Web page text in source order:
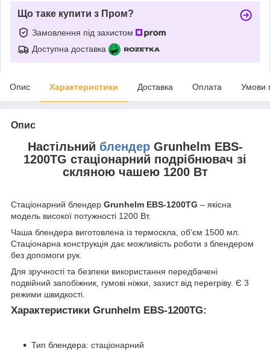
Що таке купити з Пром?
Замовлення під захистом
Доступна доставка
Опис Характеристики Доставка Оплата Умови
Опис
Настільний блендерGrunhelm EBS-
1200TG стаціонарний подрібнювач зі
скляною чашею 1200 Вт
Стаціонарний блендер Grunhelm EBS-1200TG – якісна
модель високої потужності 1200 Вт.
Чаша блендера виготовлена із термоскла, об'єм 1500 мл.
Стаціонарна конструкція дає можливість роботи з блендером
без допомоги рук.
Для зручності та безпеки використання передбачені
подвійний запобіжник, гумові ніжки, захист від перегріву. Є 3
режими швидкості.
Характеристики Grunhelm EBS-1200TG:
Тип блендера: стаціонарний